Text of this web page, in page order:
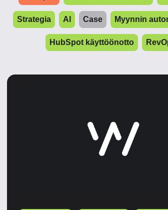
Strategia AI Case Myynnin
HubSpot käyttöönotto